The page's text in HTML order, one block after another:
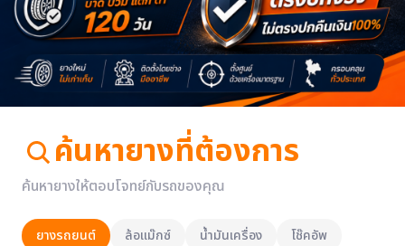
ค้นหายางที่ต้องการ
ค้นหายางให้ตอบโจทย์กับรถของคุณ
ยางรถยนต์ ล้อแม๊กซ์ น้ำมันเครื่อง
โช๊คอัพ